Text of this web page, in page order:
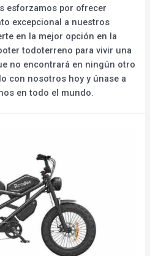
esforzamos por ofrecer
excepcional a nuestros
en la mejor opción en la
todoterreno para vivir una
no encontrará en ningún otro
con nosotros hoy y únase a
en todo el mundo.